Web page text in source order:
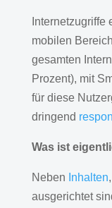
Internetzugriffe
mobilen
gesamten
Prozent), mit
für diese
dringend
Was ist
Neben Inhalten
ausgerichtet